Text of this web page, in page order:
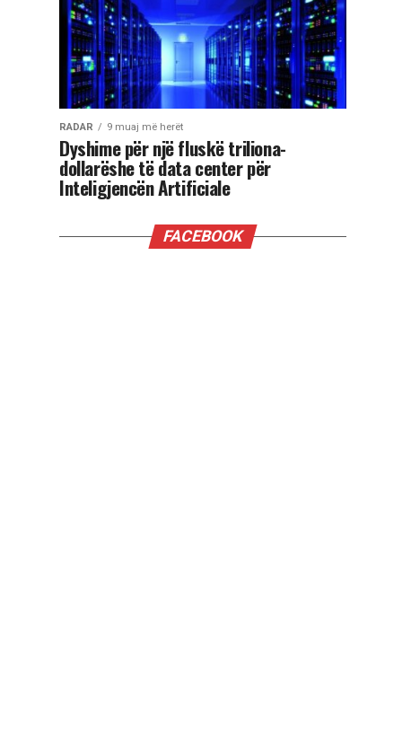
RADAR 9 muaj më herët
Dyshime për një fluskë triliona-
dollarëshe të data center për
Inteligjencën Artificiale
FACEBOOK